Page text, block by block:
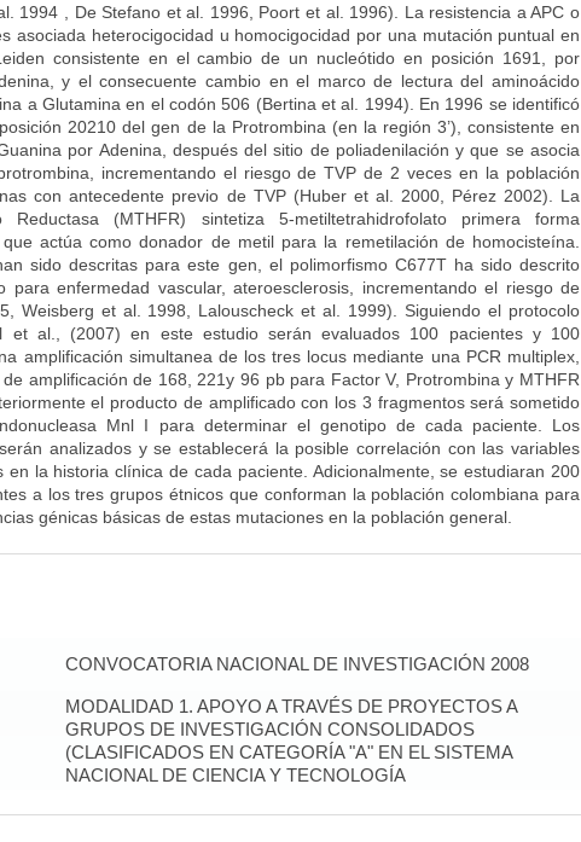
1994 , De Stefano et al. 1996, Poort et al. 1996). La resistencia a APC o
asociada heterocigocidad u homocigocidad por una mutación puntual en
consistente en el cambio de un nucleótido en posición 1691, por
y el consecuente cambio en el marco de lectura del aminoácido
a Glutamina en el codón 506 (Bertina et al. 1994). En 1996 se identificó
20210 del gen de la Protrombina (en la región 3’), consistente en
por Adenina, después del sitio de poliadenilación y que se asocia
incrementando el riesgo de TVP de 2 veces en la población
con antecedente previo de TVP (Huber et al. 2000, Pérez 2002). La
Reductasa (MTHFR) sintetiza 5-metiltetrahidrofolato primera forma
actúa como donador de metil para la remetilación de homocisteína.
sido descritas para este gen, el polimorfismo C677T ha sido descrito
para enfermedad vascular, ateroesclerosis, incrementando el riesgo de
Weisberg et al. 1998, Lalouscheck et al. 1999). Siguiendo el protocolo
et al., (2007) en este estudio serán evaluados 100 pacientes y 100
amplificación simultanea de los tres locus mediante una PCR multiplex,
amplificación de 168, 221y 96 pb para Factor V, Protrombina y MTHFR
el producto de amplificado con los 3 fragmentos será sometido
Mnl I para determinar el genotipo de cada paciente. Los
analizados y se establecerá la posible correlación con las variables
en la historia clínica de cada paciente. Adicionalmente, se estudiaran 200
a los tres grupos étnicos que conforman la población colombiana para
génicas básicas de estas mutaciones en la población general.
CONVOCATORIA NACIONAL DE INVESTIGACIÓN 2008
MODALIDAD 1. APOYO A TRAVÉS DE PROYECTOS A
GRUPOS DE INVESTIGACIÓN CONSOLIDADOS
(CLASIFICADOS EN CATEGORÍA "A" EN EL SISTEMA
NACIONAL DE CIENCIA Y TECNOLOGÍA